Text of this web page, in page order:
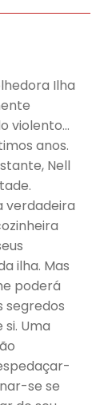
Ilha
violento…
anos.
Nell
verdadeira
ilha. Mas
poderá
segredos
Uma
se se